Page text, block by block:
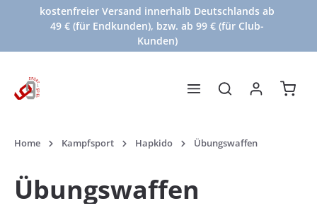
Zum Hauptinhalt springen
kostenfreier Versand innerhalb Deutschlands ab
49 € (für Endkunden), bzw. ab 99 € (für Club-
Kunden)
Home Kampfsport Hapkido Übungswaffen
Übungswaffen